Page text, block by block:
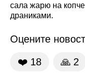
сала жарю на
драниками.
Оцените
❤️ 18 🙏 2